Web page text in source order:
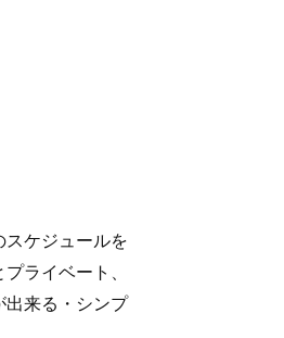
スケジュールを
ライベート、
出来る・シンプ